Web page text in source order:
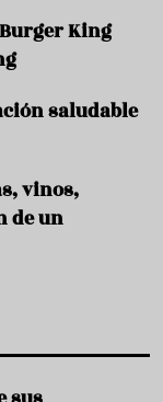
Burger King
saludable
vinos,
de un